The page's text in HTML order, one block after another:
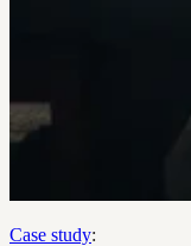
Case study: